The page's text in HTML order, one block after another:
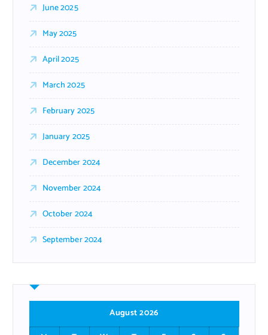
June 2025
May 2025
April 2025
March 2025
February 2025
January 2025
December 2024
November 2024
October 2024
September 2024
August 2026